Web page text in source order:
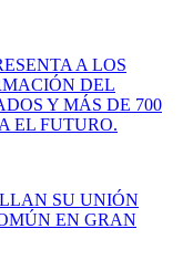
A LOS
DEL
Y MÁS DE 700
EL FUTURO.
SU UNIÓN
EN GRAN